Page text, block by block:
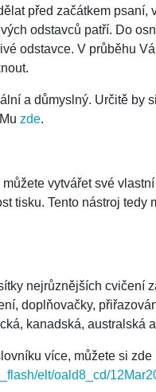
před začátkem
odstavců patří. Do
odstavce. V průběhu
a důmyslný. Určitě by
zde.
vytvářet své
tisku. Tento nástroj
nejrůznějších cvičení
doplňovačky,
kanadská, australská
více, můžete si
elt/oald8_cd/